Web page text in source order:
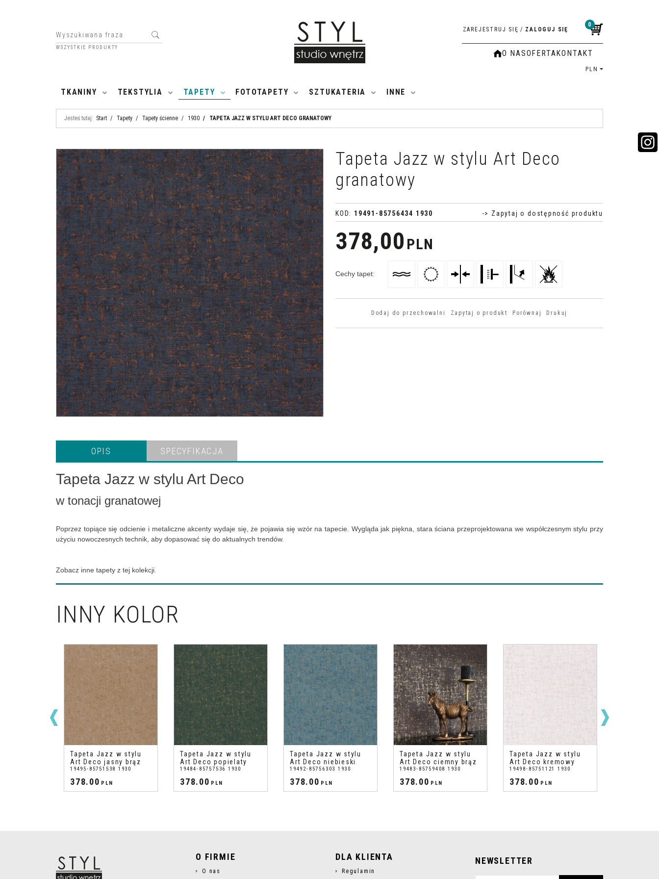
WSZYSTKIE PRODUKTY
0
ZAREJESTRUJ SIĘ / ZALOGUJ SIĘ
O NASOFERTAKONTAKT
PLN
TKANINY TEKSTYLIA TAPETY FOTOTAPETY SZTUKATERIA INNE
Jesteś tutaj: Start / Tapety / Tapety ścienne / 1930 / TAPETA JAZZ W STYLU ART DECO GRANATOWY
Tapeta Jazz w stylu Art Deco
granatowy
KOD: 19491-85756434 1930 -> Zapytaj o dostępność produktu
378,00 PLN
Cechy tapet:
Dodaj do przechowalni Zapytaj o produkt Porównaj Drukuj
OPIS SPECYFIKACJA
Tapeta Jazz w stylu Art Deco
w tonacji granatowej
Poprzez topiące się odcienie i metaliczne akcenty wydaje się, że pojawia się wzór na tapecie. Wygląda jak piękna, stara ściana przeprojektowana we współczesnym stylu przy
użyciu nowoczesnych technik, aby dopasować się do aktualnych trendów.
Zobacz inne tapety z tej kolekcji.
INNY KOLOR
Tapeta Jazz w stylu
Art Deco jasny brąz
19495-85751538 1930
378.00 PLN
Tapeta Jazz w stylu
Art Deco popielaty
19484-85757536 1930
378.00 PLN
Tapeta Jazz w stylu
Art Deco niebieski
19492-85756303 1930
378.00 PLN
Tapeta Jazz w stylu
Art Deco ciemny brąz
19483-85759408 1930
378.00 PLN
Tapeta Jazz w stylu
Art Deco kremowy
19498-85751121 1930
378.00 PLN
O FIRMIE
O nas
DLA KLIENTA
Regulamin
NEWSLETTER